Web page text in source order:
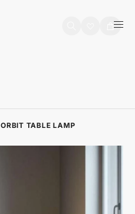
Košarica
ORBIT TABLE LAMP